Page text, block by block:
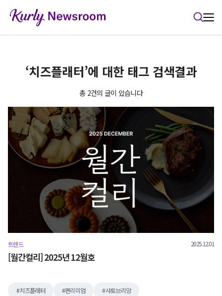
‘치즈플래터’에 대한 태그 검색결과
총 2건의 글이 있습니다
트렌드 2025.12.01
[월간컬리] 2025년 12월호
치즈플래터 편리미엄 샤토브리앙